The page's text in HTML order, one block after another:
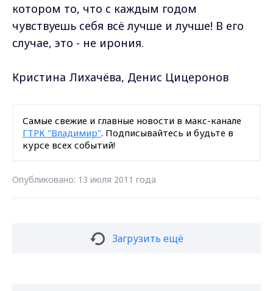
котором то, что с каждым годом
чувствуешь себя всё лучше и лучше! В его
случае, это - не ирония.
Кристина Лихачёва, Денис Цицеронов
Самые свежие и главные новости в макс-канале
ГТРК "Владимир". Подписывайтесь и будьте в
курсе всех событий!
Опубликовано: 13 июля 2011 года
Загрузить ещё